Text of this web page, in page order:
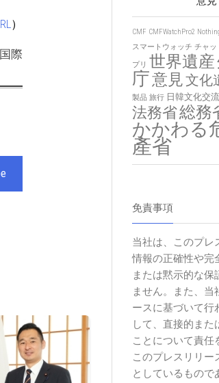
）
際
CMF CMFWatchPro2
スマートウォッチ チャッ
プリ 世界遺産
庁意見文化
製品 旅行 日韓文化交流
法務省総務
かかわる
產省
免責事項
当社は、このプレ
情報の正確性や完
または黙示的な保
ません。また、当
ースに基づいて行
して、直接的また
ことについて責任
このプレスリリー
としているもので